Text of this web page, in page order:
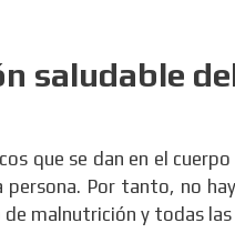
saludable
que se dan en el
persona. Por tanto, no
malnutrición y todas